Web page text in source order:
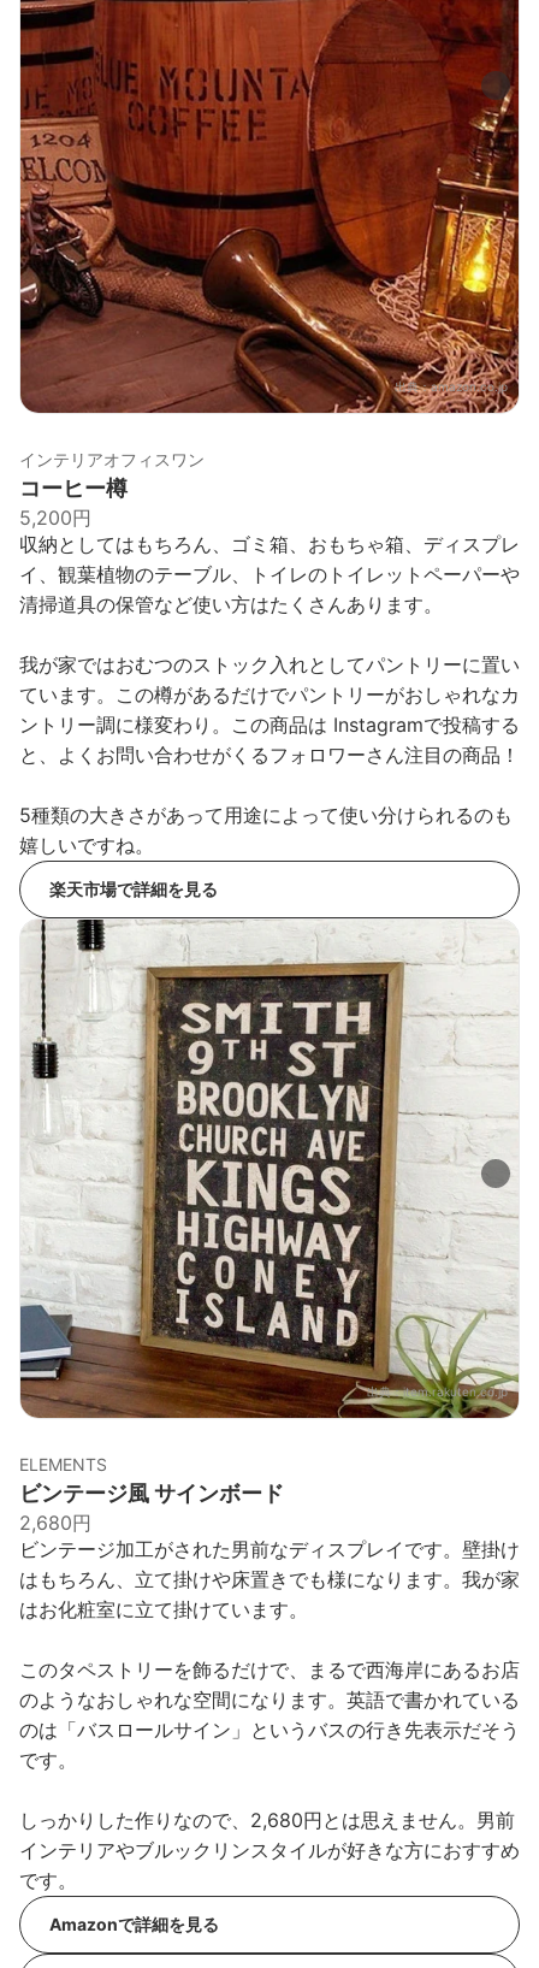
出典：amazon.co.jp
インテリアオフィスワン
コーヒー樽
5,200円
収納としてはもちろん、ゴミ箱、おもちゃ箱、ディスプレ
イ、観葉植物のテーブル、トイレのトイレットペーパーや
清掃道具の保管など使い方はたくさんあります。
我が家ではおむつのストック入れとしてパントリーに置い
ています。この樽があるだけでパントリーがおしゃれなカ
ントリー調に様変わり。この商品は Instagramで投稿する
と、よくお問い合わせがくるフォロワーさん注目の商品！
5種類の大きさがあって用途によって使い分けられるのも
嬉しいですね。
楽天市場で詳細を見る
出典：item.rakuten.co.jp
ELEMENTS
ビンテージ風 サインボード
2,680円
ビンテージ加工がされた男前なディスプレイです。壁掛け
はもちろん、立て掛けや床置きでも様になります。我が家
はお化粧室に立て掛けています。
このタペストリーを飾るだけで、まるで西海岸にあるお店
のようなおしゃれな空間になります。英語で書かれている
のは「バスロールサイン」というバスの行き先表示だそう
です。
しっかりした作りなので、2,680円とは思えません。男前
インテリアやブルックリンスタイルが好きな方におすすめ
です。
Amazonで詳細を見る